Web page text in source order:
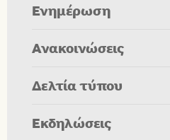
Ενημέρωση
Ανακοινώσεις
Δελτία τύπου
Εκδηλώσεις